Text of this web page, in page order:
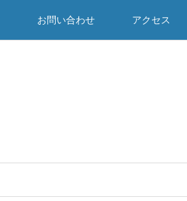
お問い合わせ アクセス